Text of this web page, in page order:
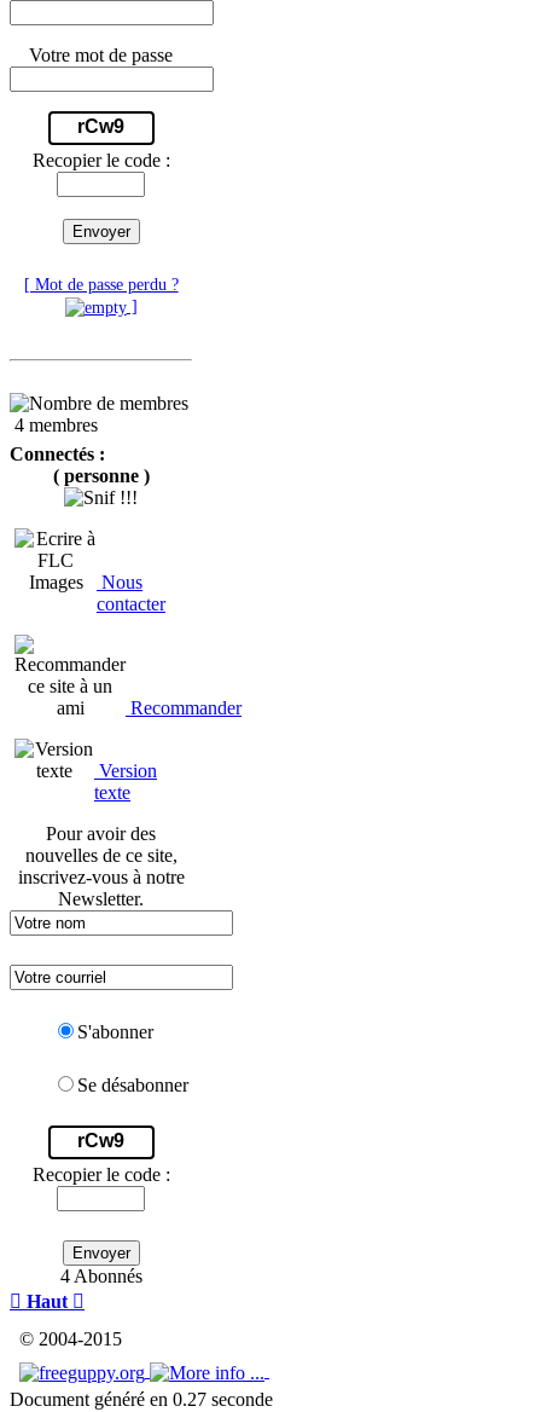
Votre mot de passe
rCw9
Recopier le code :
Envoyer
[ Mot de passe perdu ?
]
4 membres
Connectés :
( personne )
Nous
contacter
Recommander
Version
texte
Pour avoir des
nouvelles de ce site,
inscrivez-vous à notre
Newsletter.
S'abonner
Se désabonner
rCw9
Recopier le code :
Envoyer
4 Abonnés
 Haut 
© 2004-2015
Document généré en 0.27 seconde